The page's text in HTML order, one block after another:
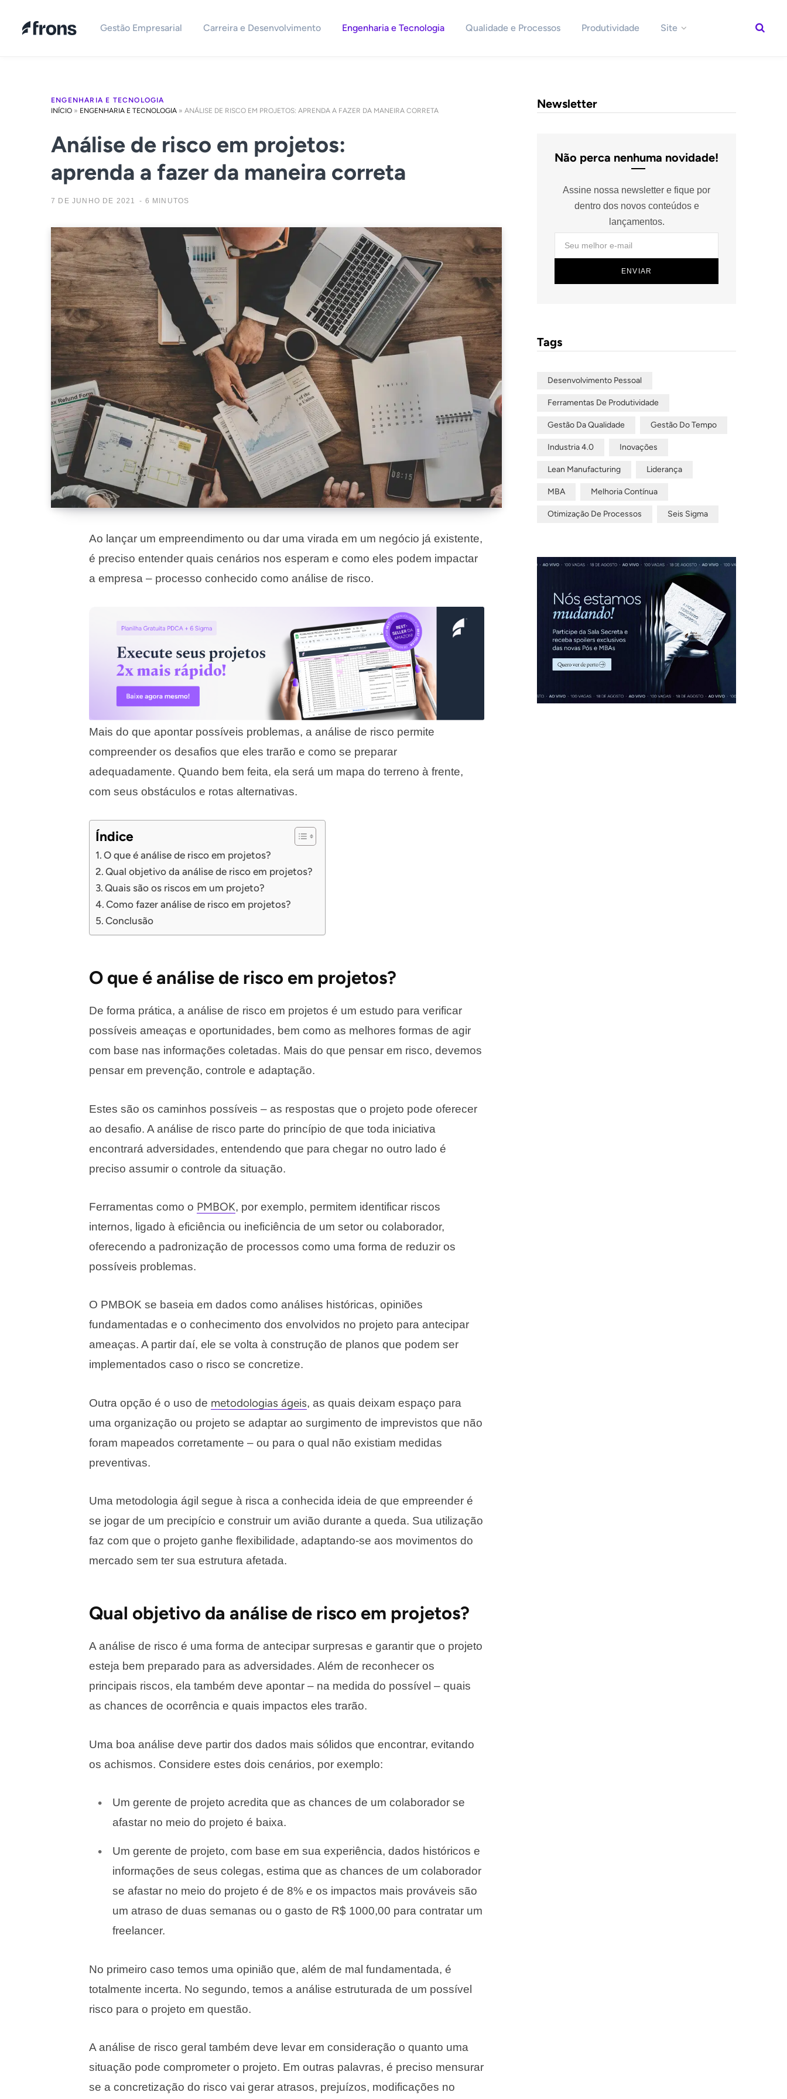
Gestão Empresarial Carreira e Desenvolvimento Engenharia e Tecnologia Qualidade e Processos Produtividade Site
ENGENHARIA E TECNOLOGIA
INÍCIO » ENGENHARIA E TECNOLOGIA » ANÁLISE DE RISCO EM PROJETOS: APRENDA A FAZER DA MANEIRA CORRETA
Análise de risco em projetos:
aprenda a fazer da maneira correta
7 DE JUNHO DE 2021 6 MINUTOS
Ao lançar um empreendimento ou dar uma virada em um negócio já existente,
é preciso entender quais cenários nos esperam e como eles podem impactar
a empresa – processo conhecido como análise de risco.
Mais do que apontar possíveis problemas, a análise de risco permite
compreender os desafios que eles trarão e como se preparar
adequadamente. Quando bem feita, ela será um mapa do terreno à frente,
com seus obstáculos e rotas alternativas.
Índice
O que é análise de risco em projetos?
Qual objetivo da análise de risco em projetos?
Quais são os riscos em um projeto?
Como fazer análise de risco em projetos?
Conclusão
O que é análise de risco em projetos?
De forma prática, a análise de risco em projetos é um estudo para verificar
possíveis ameaças e oportunidades, bem como as melhores formas de agir
com base nas informações coletadas. Mais do que pensar em risco, devemos
pensar em prevenção, controle e adaptação.
Estes são os caminhos possíveis – as respostas que o projeto pode oferecer
ao desafio. A análise de risco parte do princípio de que toda iniciativa
encontrará adversidades, entendendo que para chegar no outro lado é
preciso assumir o controle da situação.
Ferramentas como o PMBOK, por exemplo, permitem identificar riscos
internos, ligado à eficiência ou ineficiência de um setor ou colaborador,
oferecendo a padronização de processos como uma forma de reduzir os
possíveis problemas.
O PMBOK se baseia em dados como análises históricas, opiniões
fundamentadas e o conhecimento dos envolvidos no projeto para antecipar
ameaças. A partir daí, ele se volta à construção de planos que podem ser
implementados caso o risco se concretize.
Outra opção é o uso de metodologias ágeis, as quais deixam espaço para
uma organização ou projeto se adaptar ao surgimento de imprevistos que não
foram mapeados corretamente – ou para o qual não existiam medidas
preventivas.
Uma metodologia ágil segue à risca a conhecida ideia de que empreender é
se jogar de um precipício e construir um avião durante a queda. Sua utilização
faz com que o projeto ganhe flexibilidade, adaptando-se aos movimentos do
mercado sem ter sua estrutura afetada.
Qual objetivo da análise de risco em projetos?
A análise de risco é uma forma de antecipar surpresas e garantir que o projeto
esteja bem preparado para as adversidades. Além de reconhecer os
principais riscos, ela também deve apontar – na medida do possível – quais
as chances de ocorrência e quais impactos eles trarão.
Uma boa análise deve partir dos dados mais sólidos que encontrar, evitando
os achismos. Considere estes dois cenários, por exemplo:
Um gerente de projeto acredita que as chances de um colaborador se
afastar no meio do projeto é baixa.
Um gerente de projeto, com base em sua experiência, dados históricos e
informações de seus colegas, estima que as chances de um colaborador
se afastar no meio do projeto é de 8% e os impactos mais prováveis são
um atraso de duas semanas ou o gasto de R$ 1000,00 para contratar um
freelancer.
No primeiro caso temos uma opinião que, além de mal fundamentada, é
totalmente incerta. No segundo, temos a análise estruturada de um possível
risco para o projeto em questão.
A análise de risco geral também deve levar em consideração o quanto uma
situação pode comprometer o projeto. Em outras palavras, é preciso mensurar
se a concretização do risco vai gerar atrasos, prejuízos, modificações no
Newsletter
Não perca nenhuma novidade!
Assine nossa newsletter e fique por
dentro dos novos conteúdos e
lançamentos.
Tags
Desenvolvimento Pessoal
Ferramentas De Produtividade
Gestão Da Qualidade Gestão Do Tempo
Industria 4.0 Inovações
Lean Manufacturing Liderança
MBA Melhoria Contínua
Otimização De Processos Seis Sigma